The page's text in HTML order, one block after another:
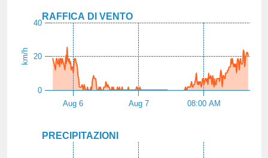
km/h
RAFFICA DI VENTO
Aug 6 Aug 7 08:00 AM
0
20
40
PRECIPITAZIONI